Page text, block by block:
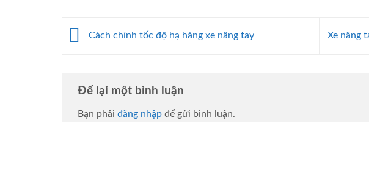
Cách chỉnh tốc độ hạ hàng xe nâng tay Xe nâng
Để lại một bình luận
Bạn phải đăng nhập để gửi bình luận.